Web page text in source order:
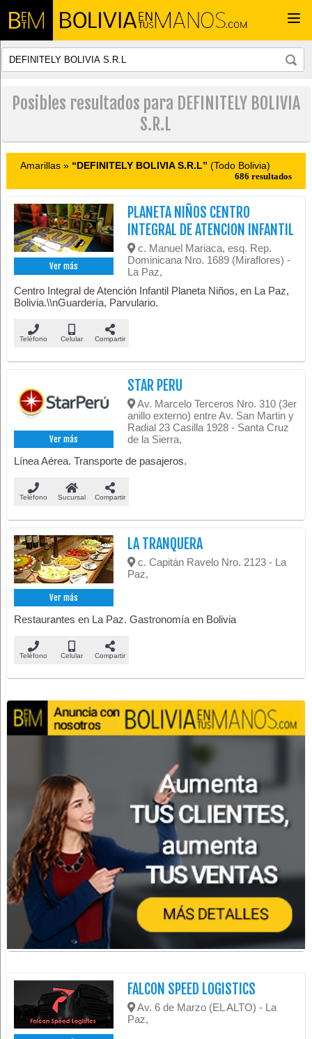
Posibles resultados para DEFINITELY BOLIVIA
S.R.L
Amarillas » “DEFINITELY BOLIVIA S.R.L” (Todo Bolivia)
686 resultados
Ver más
PLANETA NIÑOS CENTRO
INTEGRAL DE ATENCION INFANTIL
c. Manuel Mariaca, esq. Rep.
Dominicana Nro. 1689 (Miraflores) -
La Paz,
Centro Integral de Atención Infantil Planeta Niños, en La Paz,
Bolivia.\\nGuardería, Parvulario.
Teléfono Celular Compartir
Ver más
STAR PERU
Av. Marcelo Terceros Nro. 310 (3er
anillo externo) entre Av. San Martin y
Radial 23 Casilla 1928 - Santa Cruz
de la Sierra,
Línea Aérea. Transporte de pasajeros.
Teléfono Sucursal Compartir
Ver más
LA TRANQUERA
c. Capitán Ravelo Nro. 2123 - La
Paz,
Restaurantes en La Paz. Gastronomía en Bolivia
Teléfono Celular Compartir
FALCON SPEED LOGISTICS
Av. 6 de Marzo (EL ALTO) - La
Paz,